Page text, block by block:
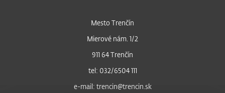
Mesto Trenčín
Mierové nám. 1/2
911 64 Trenčín
tel: 032/6504 111
e-mail: trencin@trencin.sk